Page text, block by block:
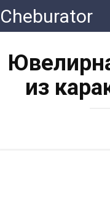
Cheburator
из